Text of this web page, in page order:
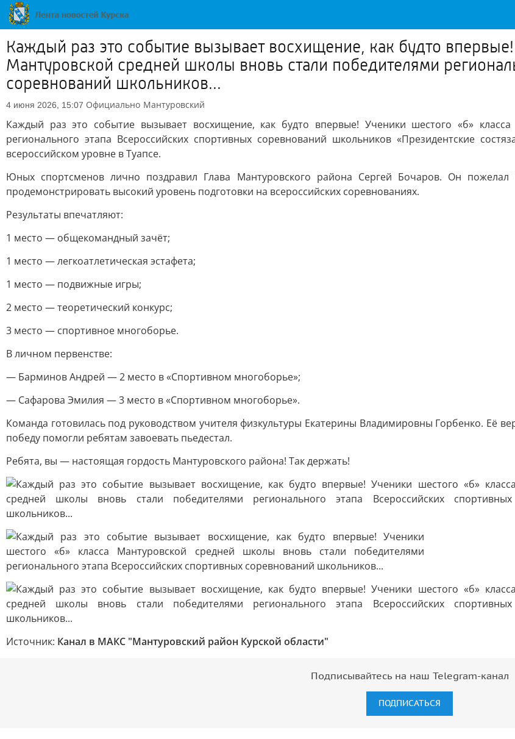
Каждый раз это событие вызывает восхищение, как будто
Мантуровской средней школы вновь стали победителями
соревнований школьников...
4 июня 2026, 15:07 Официально Мантуровский
Каждый раз это событие вызывает восхищение, как будто впервые! Ученики шестого «б»
регионального этапа Всероссийских спортивных соревнований школьников «Президентские
всероссийском уровне в Туапсе.
Юных спортсменов лично поздравил Глава Мантуровского района Сергей Бочаров. Он
продемонстрировать высокий уровень подготовки на всероссийских соревнованиях.
Результаты впечатляют:
1 место — общекомандный зачёт;
1 место — легкоатлетическая эстафета;
1 место — подвижные игры;
2 место — теоретический конкурс;
3 место — спортивное многоборье.
В личном первенстве:
— Барминов Андрей — 2 место в «Спортивном многоборье»;
— Сафарова Эмилия — 3 место в «Спортивном многоборье».
Команда готовилась под руководством учителя физкультуры Екатерины Владимировны Горбенко. Её
победу помогли ребятам завоевать пьедестал.
Ребята, вы — настоящая гордость Мантуровского района! Так держать!
Источник: Канал в МАКС "Мантуровский район Курской области"
Подписывайтесь на наш Telegram-канал
ПОДПИСАТЬСЯ